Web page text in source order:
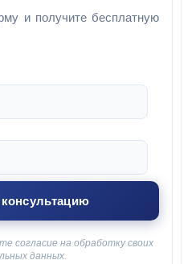
и получите бесплатную
согласие на обработку своих
данных.